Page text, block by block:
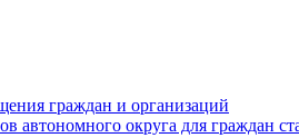
граждан и организаций
автономного округа для граждан